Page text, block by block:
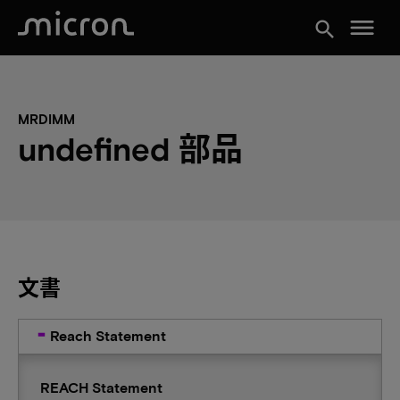
search menu
MRDIMM
undefined 部品
文書
Reach Statement
REACH Statement